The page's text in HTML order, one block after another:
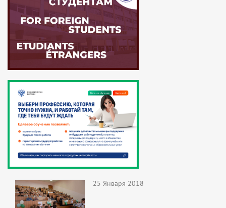
25 Января 2018